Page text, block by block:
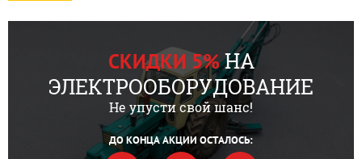
СКИДКИ 5%НА
ЭЛЕКТРООБОРУДОВАНИЕ
Не упусти свой шанс!
ДО КОНЦА АКЦИИ ОСТАЛОСЬ: